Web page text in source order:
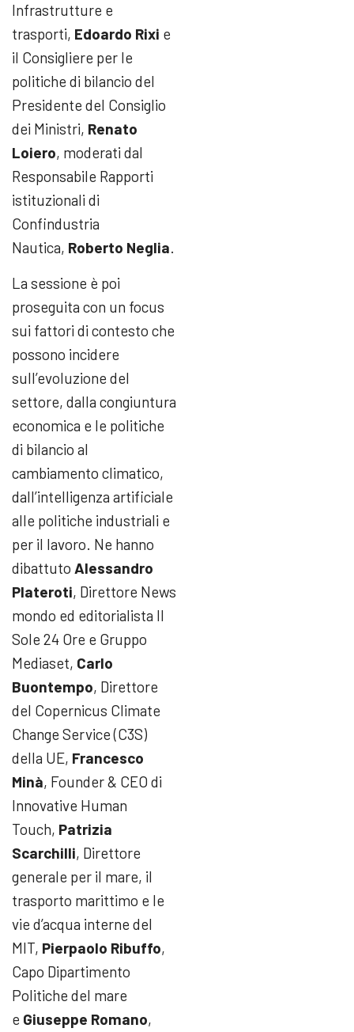
Infrastrutture e
trasporti, Edoardo Rixi e
il Consigliere per le
politiche di bilancio del
Presidente del Consiglio
dei Ministri, Renato
Loiero, moderati dal
Responsabile Rapporti
istituzionali di
Confindustria
Nautica, Roberto Neglia.
La sessione è poi
proseguita con un focus
sui fattori di contesto che
possono incidere
sull’evoluzione del
settore, dalla congiuntura
economica e le politiche
di bilancio al
cambiamento climatico,
dall’intelligenza artificiale
alle politiche industriali e
per il lavoro. Ne hanno
dibattuto Alessandro
Plateroti, Direttore News
mondo ed editorialista Il
Sole 24 Ore e Gruppo
Mediaset, Carlo
Buontempo, Direttore
del Copernicus Climate
Change Service (C3S)
della UE, Francesco
Minà, Founder & CEO di
Innovative Human
Touch, Patrizia
Scarchilli, Direttore
generale per il mare, il
trasporto marittimo e le
vie d’acqua interne del
MIT, Pierpaolo Ribuffo,
Capo Dipartimento
Politiche del mare
e Giuseppe Romano,